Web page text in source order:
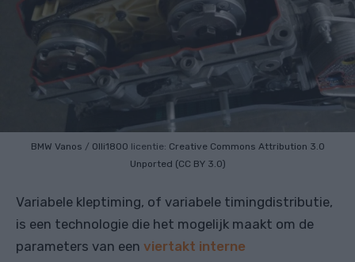
BMW Vanos / Olli1800 licentie: Creative Commons Attribution 3.0
Unported (CC BY 3.0)
Variabele kleptiming, of variabele timingdistributie,
is een technologie die het mogelijk maakt om de
parameters van een viertakt interne